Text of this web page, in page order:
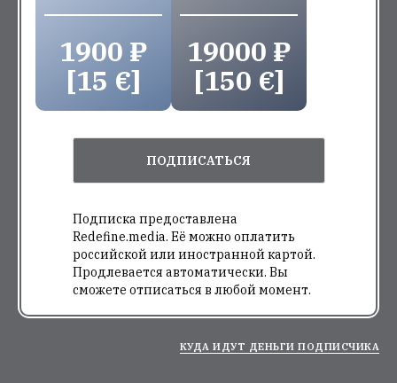
1900 ₽
[15 €]
19000 ₽
[150 €]
ПОДПИСАТЬСЯ
Подписка предоставлена
Redefine.media. Её можно оплатить
российской или иностранной картой.
Продлевается автоматически. Вы
сможете отписаться в любой момент.
КУДА ИДУТ ДЕНЬГИ ПОДПИСЧИКА